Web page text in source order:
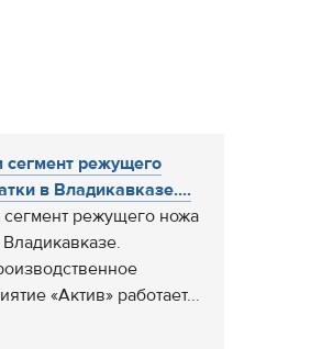
сегмент режущего
в Владикавказе....
режущего ножа
«Актив» работает...